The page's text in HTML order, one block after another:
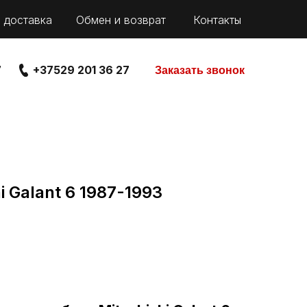
+37529 201 36 27
Обмен и возврат Контакты
Заказать звонок
6 1987-1993